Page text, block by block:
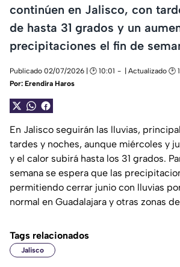
continúen en Jalisco, con
de hasta 31 grados y un
precipitaciones el fin de
Publicado 02/07/2026 | 🕑 10:01
| Actualizado 🕑
Por: Erendira Haros
En Jalisco seguirán las lluvias,
tardes y noches, aunque miércoles y
y el calor subirá hasta los 31 grados.
semana se espera que las
permitiendo cerrar junio con lluvias
normal en Guadalajara y otras zonas
Tags relacionados
Jalisco